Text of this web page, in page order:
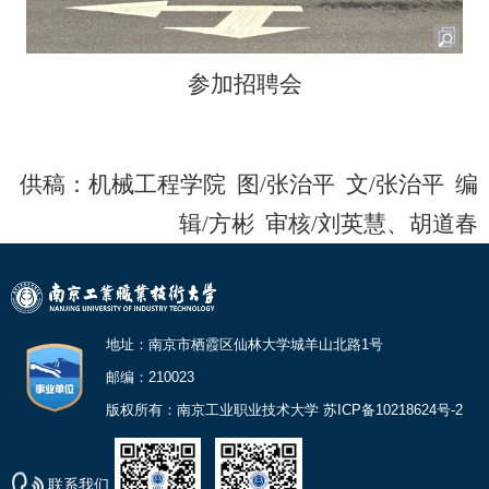
参加招聘会
供稿： 机械工程学院 图/张治平 文/张治平 编
辑/方彬 审核/刘英慧、胡道春
地址：南京市栖霞区仙林大学城羊山北路1号
邮编：210023
版权所有：南京工业职业技术大学 苏ICP备10218624号-2
联系我们